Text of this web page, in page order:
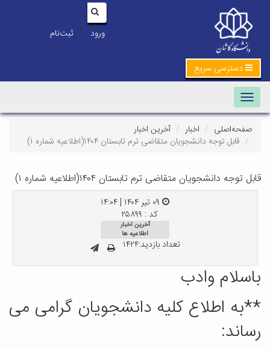
ورود | ثبت‌نام
دسترسی سریع
Toggle navigation
صفحه‌اصلی اخبار
آخرین اخبار
قابل توجه دانشجویان متقاضی ترم تابستان ۱۴۰۴(اطلاعیه شماره ۱)
قابل توجه دانشجویان متقاضی ترم تابستان ۱۴۰۴(اطلاعیه شماره ۱)
کد : ۲۵۸۹۹
آخرین اخبار
اطلاعیه ها
تعداد بازدید:۱۴۲۴
باسلام وادب
**به اطلاع کلیه دانشجویان گرامی می
رساند: